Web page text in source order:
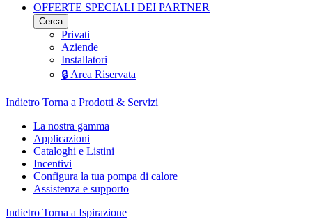
OFFERTE SPECIALI DEI PARTNER
Cerca
Privati
Aziende
Installatori
🔒 Area Riservata
Indietro Torna a Prodotti & Servizi
La nostra gamma
Applicazioni
Cataloghi e Listini
Incentivi
Configura la tua pompa di calore
Assistenza e supporto
Indietro Torna a Ispirazione